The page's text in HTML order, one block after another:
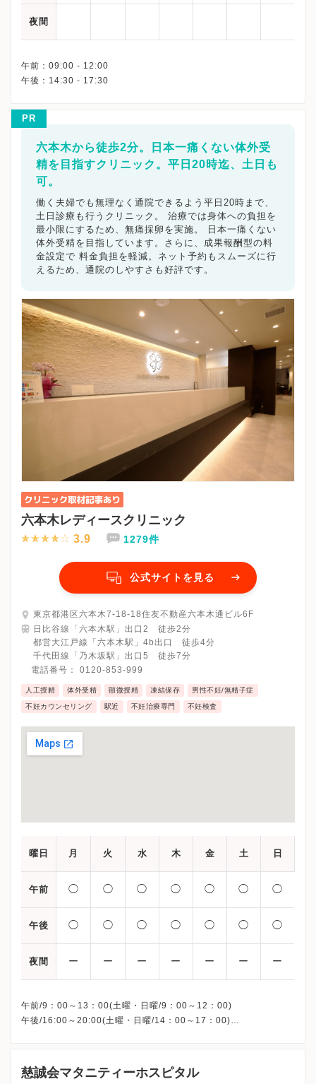
夜間
午前：09:00 - 12:00
PR
六本木から徒歩2分。日本一痛くない体外受
精を目指すクリニック。平日20時迄、土日も
可。
働く夫婦でも無理なく通院できるよう平日20時まで、
土日診療も行うクリニック。 治療では身体への負担を
最小限にするため、無痛採卵を実施。 日本一痛くない
体外受精を目指しています。さらに、成果報酬型の料
金設定で 料金負担を軽減。ネット予約もスムーズに行
えるため、通院のしやすさも好評です。
六本木レディースクリニック
3.9 1279件
公式サイトを見る
東京都港区六本木7-18-18住友不動産六本木通ビル6F
日比谷線「六本木駅」出口2 徒歩2分
都営大江戸線「六本木駅」4b出口 徒歩4分
千代田線「乃木坂駅」出口5 徒歩7分
電話番号： 0120-853-999
人工授精 体外受精 顕微授精 凍結保存 男性不妊/無精子症
不妊カウンセリング 駅近 不妊治療専門 不妊検査
曜日 月 火 水 木 金 土 日
午前 ◯ ◯ ◯ ◯ ◯ ◯ ◯
午後 ◯ ◯ ◯ ◯ ◯ ◯ ◯
夜間 ー ー ー ー ー ー ー
午前/9：00～13：00(土曜・日曜/9：00～12：00)
午後/16:00～20:00(土曜・日曜/14：00～17：00)
慈誠会マタニティーホスピタル